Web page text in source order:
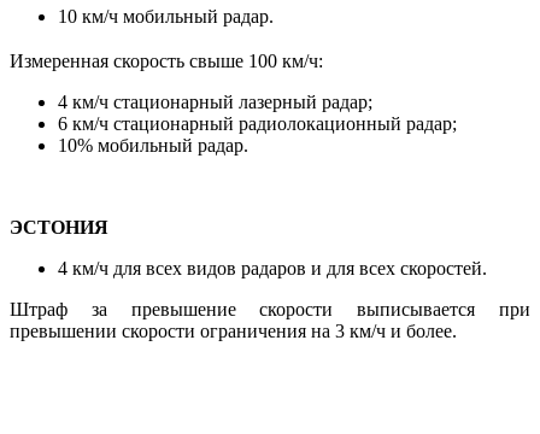
10 км/ч мобильный радар.
Измеренная скорость свыше 100 км/ч:
4 км/ч стационарный лазерный радар;
6 км/ч стационарный радиолокационный радар;
10% мобильный радар.
ЭСТОНИЯ
4 км/ч для всех видов радаров и для всех скоростей.
Штраф за превышение скорости выписывается при
превышении скорости ограничения на 3 км/ч и более.